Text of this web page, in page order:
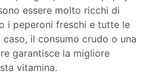
essere molto ricchi di
i peperoni freschi e tutte le
il consumo crudo o una
garantisce la migliore
vitamina.